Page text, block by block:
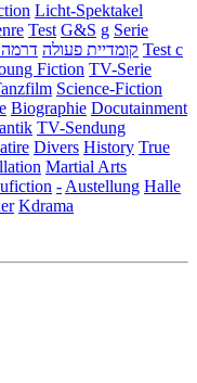
Licht-Spektakel
Test G&S g Serie
קומדיית פעולה דרמה
Test c
Fiction TV-Serie
Science-Fiction
Biographie Docutainment
TV-Sendung
Divers History True
Martial Arts
- Austellung Halle
Kdrama